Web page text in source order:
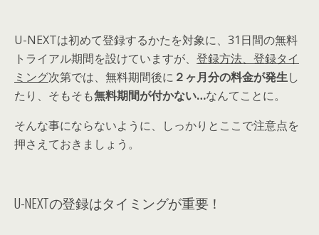
U-NEXTは初めて登録するかたを対象に、 31日間の無料
トライアル期間を設けていますが、 登録方法、登録タイ
ミング次第では、無料期間後に ２ヶ月分の料金が発生し
たり 、 そもそも無料期間が付かない…なんてことに。
そんな事にならないように、しっかりとここで注意点を
押さえておきましょう。
U-NEXTの登録はタイミングが重要！